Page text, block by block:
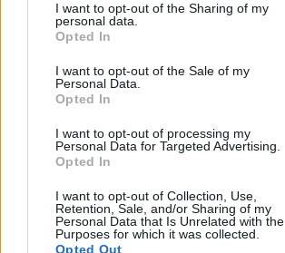
I want to opt-out of the Sharing of my
personal data.
Opted In
I want to opt-out of the Sale of my
Personal Data.
Opted In
I want to opt-out of processing my
Personal Data for Targeted Advertising.
Opted In
I want to opt-out of Collection, Use,
Retention, Sale, and/or Sharing of my
Personal Data that Is Unrelated with the
Purposes for which it was collected.
Opted Out